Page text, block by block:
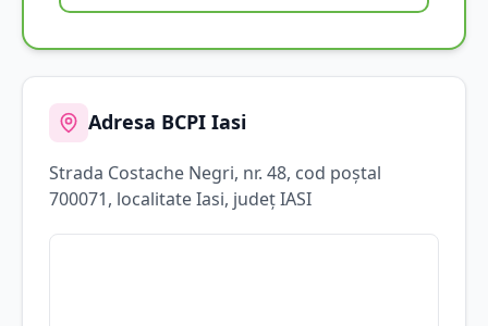
Adresa BCPI Iasi
Strada Costache Negri, nr. 48, cod poștal
700071, localitateIasi, județIASI